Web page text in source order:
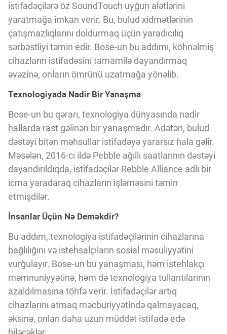
istifadəçilərə öz SoundTouch uyğun alətlərini
yaratmağa imkan verir. Bu, bulud xidmətlərinin
çatışmazlıqlarını doldurmaq üçün yaradıcılıq
sərbəstliyi təmin edir. Bose-un bu addımı, köhnəlmiş
cihazların istifadəsini tamamilə dayandırmaq
əvəzinə, onların ömrünü uzatmağa yönəlib.
Texnologiyada Nadir Bir Yanaşma
Bose-un bu qərarı, texnologiya dünyasında nadir
hallarda rast gəlinən bir yanaşmadır. Adətən, bulud
dəstəyi bitən məhsullar istifadəyə yararsız hala gəlir.
Məsələn, 2016-cı ildə Pebble ağıllı saatlarının dəstəyi
dayandırıldıqda, istifadəçilər Rebble Alliance adlı bir
icma yaradaraq cihazların işləməsini təmin
etmişdilər.
İnsanlar Üçün Nə Deməkdir?
Bu addım, texnologiya istifadəçilərinin cihazlarına
bağlılığını və istehsalçıların sosial məsuliyyətini
vurğulayır. Bose-un bu yanaşması, həm istehlakçı
məmnuniyyətinə, həm də texnologiya tullantılarının
azaldılmasına töhfə verir. İstifadəçilər artıq
cihazlarını atmaq məcburiyyətində qalmayacaq,
əksinə, onları daha uzun müddət istifadə edə